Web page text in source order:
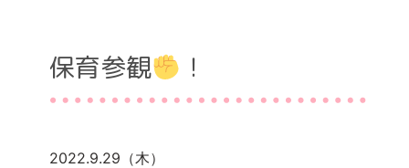
保育参観 ！
2022.9.29（木）